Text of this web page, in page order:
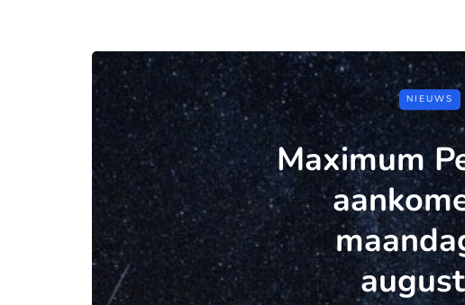
NIEUWS
Maximum